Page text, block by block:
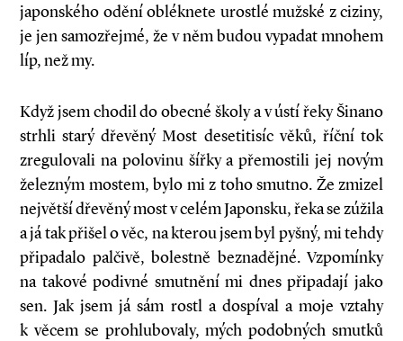
japonského odění obléknete urostlé mužské z ciziny,
je jen samozřejmé, že v něm budou vypadat mnohem
líp, než my.
Když jsem chodil do obecné školy a v ústí řeky Šinano
strhli starý dřevěný Most desetitisíc věků, říční tok
zregulovali na polovinu šířky a přemostili jej novým
železným mostem, bylo mi z toho smutno. Že zmizel
největší dřevěný most v celém Japonsku, řeka se zúžila
a já tak přišel o věc, na kterou jsem byl pyšný, mi tehdy
připadalo palčivě, bolestně beznadějné. Vzpomínky
na takové podivné smutnění mi dnes připadají jako
sen. Jak jsem já sám rostl a dospíval a moje vztahy
k věcem se prohlubovaly, mých podobných smutků